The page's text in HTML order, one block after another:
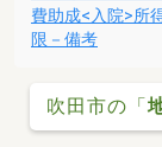
費助成<入院>所
限－備考
吹田市の「